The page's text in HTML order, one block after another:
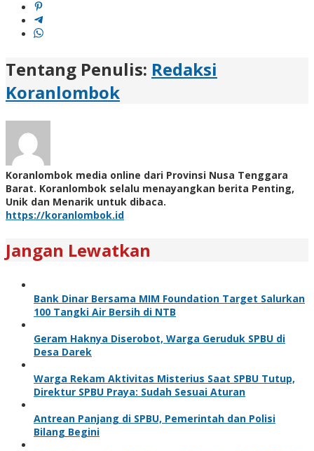
Tentang Penulis: Redaksi
Koranlombok
Koranlombok media online dari Provinsi Nusa Tenggara
Barat. Koranlombok selalu menayangkan berita Penting,
Unik dan Menarik untuk dibaca.
https://koranlombok.id
Jangan Lewatkan
Bank Dinar Bersama MIM Foundation Target Salurkan
100 Tangki Air Bersih di NTB
Geram Haknya Diserobot, Warga Geruduk SPBU di
Desa Darek
Warga Rekam Aktivitas Misterius Saat SPBU Tutup,
Direktur SPBU Praya: Sudah Sesuai Aturan
Antrean Panjang di SPBU, Pemerintah dan Polisi
Bilang Begini